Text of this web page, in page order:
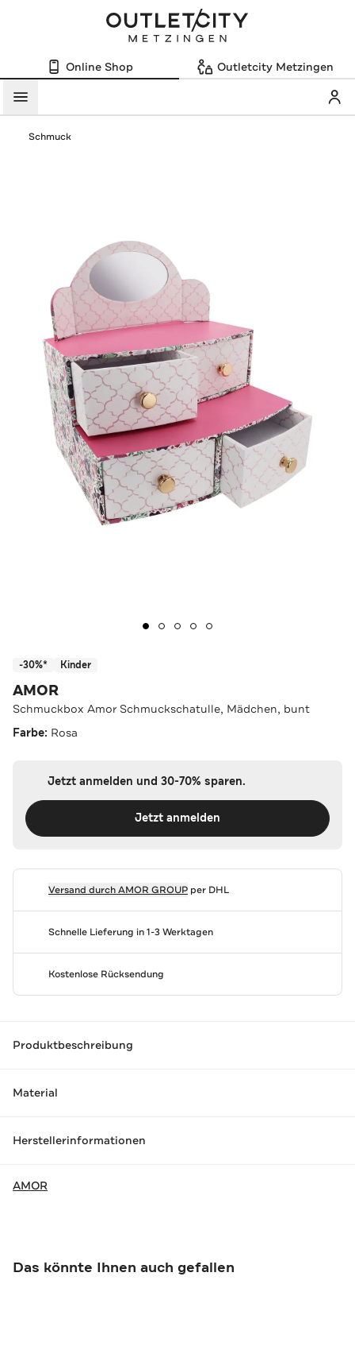
Online Shop Outletcity Metzingen
Menü
Schmuck
-30%* Kinder
AMOR
Schmuckbox Amor Schmuckschatulle, Mädchen, bunt
Farbe: Rosa
Jetzt anmelden und 30-70% sparen.
Jetzt anmelden
Versand durchAMOR GROUPper DHL
Schnelle Lieferung in 1-3 Werktagen
Kostenlose Rücksendung
Produktbeschreibung
Material
Herstellerinformationen
AMOR
Das könnte Ihnen auch gefallen